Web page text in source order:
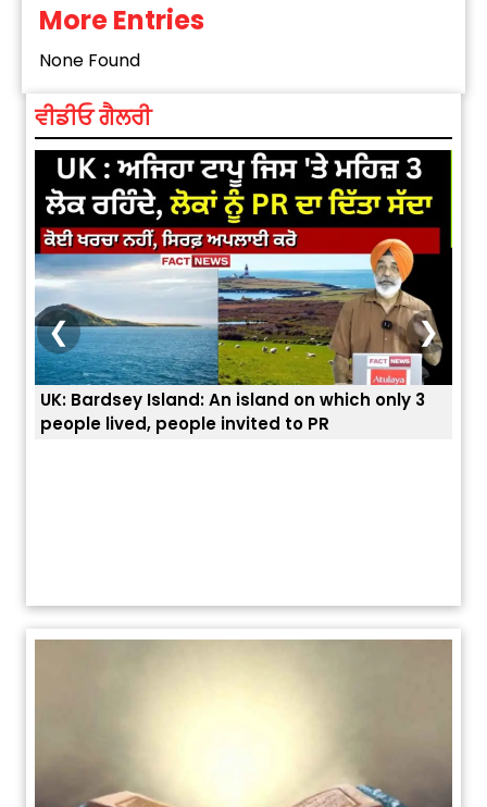
Alternative:
More Entries
None Found
ਵੀਡੀਓ ਗੈਲਰੀ
UK: Bardsey Island: An island on which only 3
people lived, people invited to PR
❮ ❯